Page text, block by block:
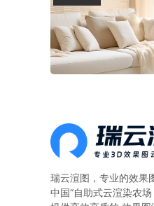
瑞云渲图，专业的效果
中国“自助式云渲染农